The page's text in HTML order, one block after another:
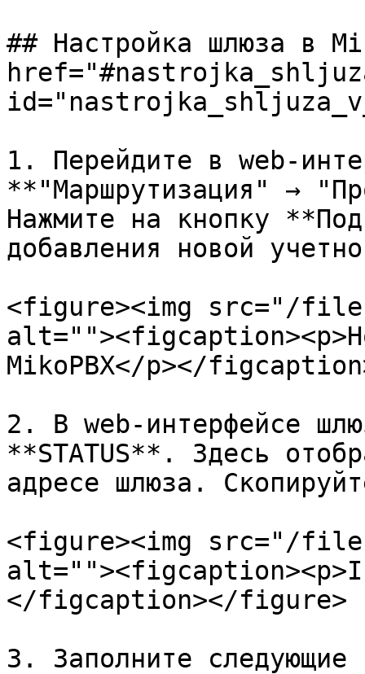
## Настройка шлюза в
1. Перейдите в web-
**"Маршрутизация" →
Нажмите на кнопку
добавления новой
<figure><img src="/files/
MikoPBX</p></
2. В web-интерфейсе
**STATUS**. Здесь
адресе шлюза.
<figure><img src="/files/
</figcaption></figure>
3. Заполните следующие